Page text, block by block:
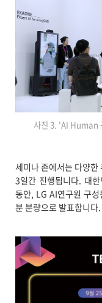
사진 3. 'AI Human
세미나 존에서는 다양한
3일간 진행됩니다. 대
동안, LG AI연구원 구
분 분량으로 발표합니다.